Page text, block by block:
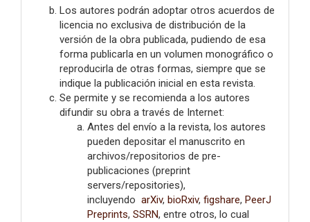
Los autores podrán adoptar otros acuerdos de
licencia no exclusiva de distribución de la
versión de la obra publicada, pudiendo de esa
forma publicarla en un volumen monográfico o
reproducirla de otras formas, siempre que se
indique la publicación inicial en esta revista.
Se permite y se recomienda a los autores
difundir su obra a través de Internet:
Antes del envío a la revista, los autores
pueden depositar el manuscrito en
archivos/repositorios de pre-
publicaciones (preprint
servers/repositories),
incluyendo arXiv, bioRxiv, figshare, PeerJ
Preprints, SSRN, entre otros, lo cual